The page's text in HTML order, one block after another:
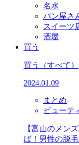
名水
パン屋さ
スイーツ
酒屋
買う
買う （すべて）
2024.01.09
まとめ
ビューテ
【富山のメン
ば！男性の脱